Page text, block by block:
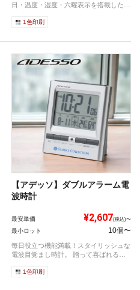
日・温度・湿度・六曜表示を搭載したデ
1色印刷
【アデッソ】ダブルアラーム電
波時計
最安単価 ¥2,607(税込)〜
最小ロット 10個〜
毎日役立つ機能満載！スタイリッシュな
電波目覚まし時計。 贈って喜ばれる機
1色印刷